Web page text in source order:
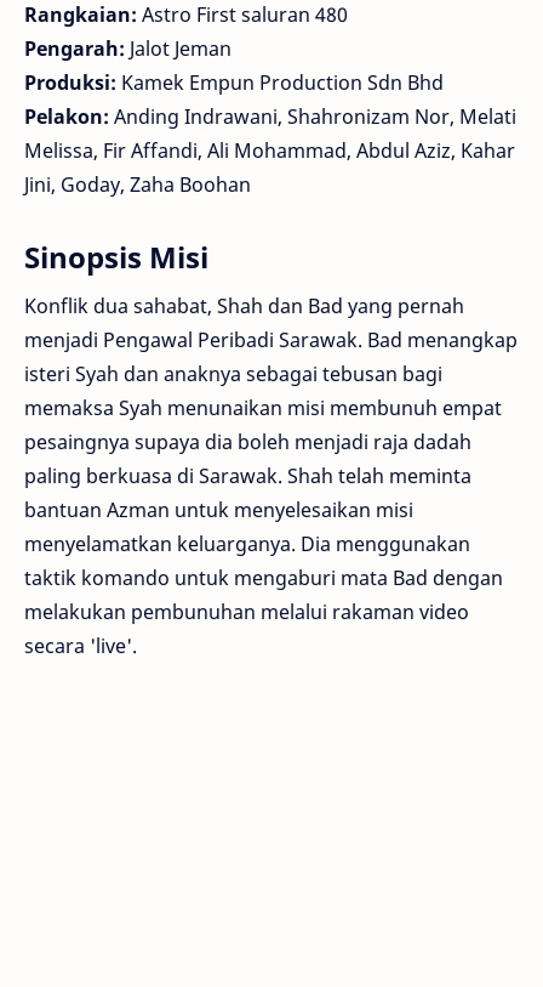
Rangkaian: Astro First saluran 480
Pengarah: Jalot Jeman
Produksi: Kamek Empun Production Sdn Bhd
Pelakon: Anding Indrawani, Shahronizam Nor, Melati
Melissa, Fir Affandi, Ali Mohammad, Abdul Aziz, Kahar
Jini, Goday, Zaha Boohan
Sinopsis Misi
Konflik dua sahabat, Shah dan Bad yang pernah
menjadi Pengawal Peribadi Sarawak. Bad menangkap
isteri Syah dan anaknya sebagai tebusan bagi
memaksa Syah menunaikan misi membunuh empat
pesaingnya supaya dia boleh menjadi raja dadah
paling berkuasa di Sarawak. Shah telah meminta
bantuan Azman untuk menyelesaikan misi
menyelamatkan keluarganya. Dia menggunakan
taktik komando untuk mengaburi mata Bad dengan
melakukan pembunuhan melalui rakaman video
secara 'live'.